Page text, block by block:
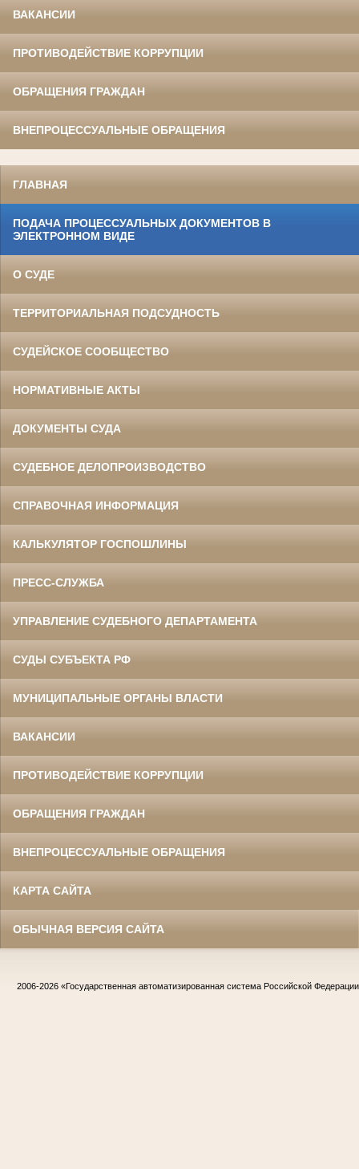
ВАКАНСИИ
ПРОТИВОДЕЙСТВИЕ КОРРУПЦИИ
ОБРАЩЕНИЯ ГРАЖДАН
ВНЕПРОЦЕССУАЛЬНЫЕ ОБРАЩЕНИЯ
ГЛАВНАЯ
ПОДАЧА ПРОЦЕССУАЛЬНЫХ ДОКУМЕНТОВ В
ЭЛЕКТРОННОМ ВИДЕ
О СУДЕ
ТЕРРИТОРИАЛЬНАЯ ПОДСУДНОСТЬ
СУДЕЙСКОЕ СООБЩЕСТВО
НОРМАТИВНЫЕ АКТЫ
ДОКУМЕНТЫ СУДА
СУДЕБНОЕ ДЕЛОПРОИЗВОДСТВО
СПРАВОЧНАЯ ИНФОРМАЦИЯ
КАЛЬКУЛЯТОР ГОСПОШЛИНЫ
ПРЕСС-СЛУЖБА
УПРАВЛЕНИЕ СУДЕБНОГО ДЕПАРТАМЕНТА
СУДЫ СУБЪЕКТА РФ
МУНИЦИПАЛЬНЫЕ ОРГАНЫ ВЛАСТИ
ВАКАНСИИ
ПРОТИВОДЕЙСТВИЕ КОРРУПЦИИ
ОБРАЩЕНИЯ ГРАЖДАН
ВНЕПРОЦЕССУАЛЬНЫЕ ОБРАЩЕНИЯ
КАРТА САЙТА
ОБЫЧНАЯ ВЕРСИЯ САЙТА
2006-2026 «Государственная автоматизированная система Российской